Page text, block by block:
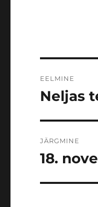
EELMINE
Eelmine
Neljas
JÄRGMINE
Järgmine
18.